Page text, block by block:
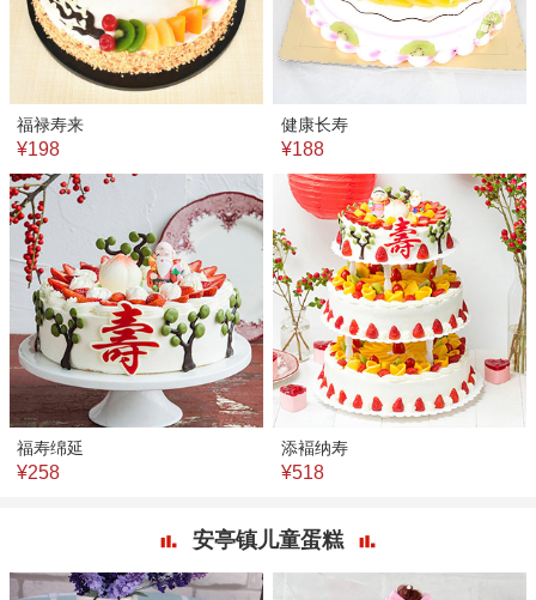
福禄寿来
¥198
健康长寿
¥188
福寿绵延
¥258
添褔纳寿
¥518
安亭镇儿童蛋糕